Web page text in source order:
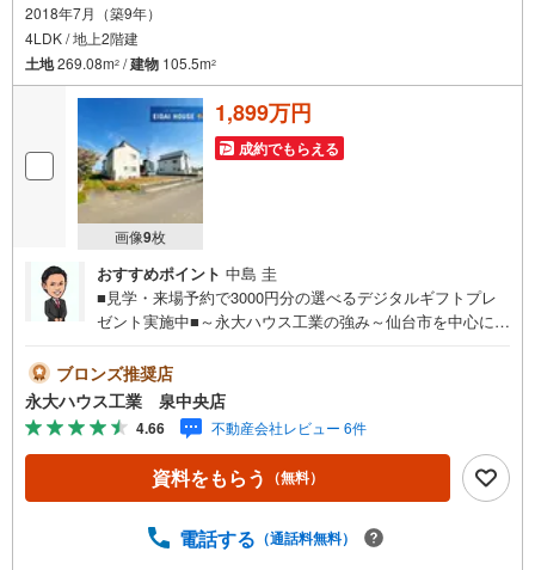
2018年7月（築9年）
4LDK / 地上2階建
土地269.08m2 /建物 105.5m2
画像9枚
1,899万円
成約でもらえる
おすすめポイント 中島 圭
■見学・来場予約で3000円分の選べるデジタルギフトプレ
ゼント実施中■～永大ハウス工業の強み～仙台市を中心に宮
く2つに分けてご紹介！1.＜豊富な不動産知識＞戸建・マン
ション・土地...と種別を問わず不動産を取り扱っておりま
す。更に教育施設や商業施設、子育て環境や行政などの地
域情報を総合し、お客様により良い物件選びをして頂ける
よう、しっかりとサポートさせて頂きます。2.＜経験豊富
なスタッフ＞当社では【購入】【売却】【引っ越し】【リ
購入時に気になる住宅ローン各種税金についても、誠心誠
ブロンズ推奨店
永大ハウス工業 泉中央店
4.66 不動産会社レビュー 6件
資料をもらう （無料）
電話する （通話料無料）